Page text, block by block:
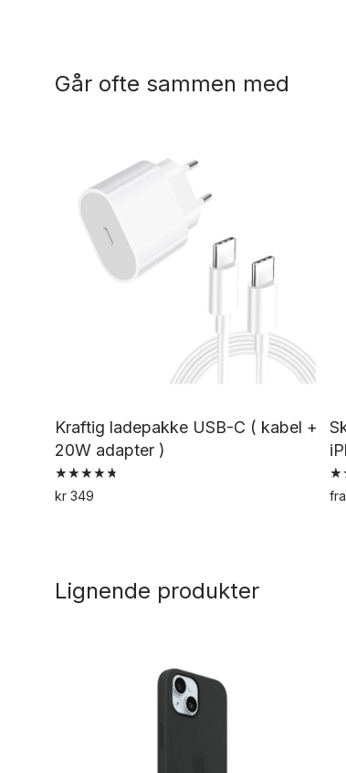
Går ofte sammen med
Kraftig ladepakke USB-C ( kabel +
20W adapter )
Vurdert
4.79
kr 349 fra
Lignende produkter